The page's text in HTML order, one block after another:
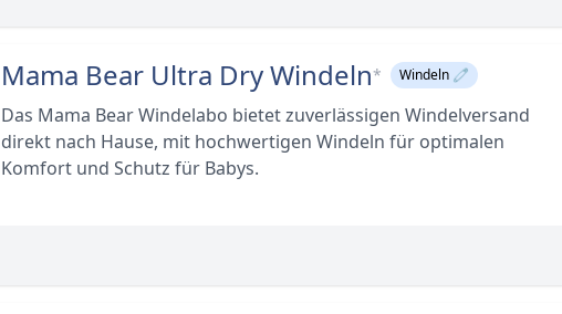
Mama Bear Ultra Dry Windeln* Windeln 🧷
Das Mama Bear Windelabo bietet zuverlässigen Windelversand
direkt nach Hause, mit hochwertigen Windeln für optimalen
Komfort und Schutz für Babys.